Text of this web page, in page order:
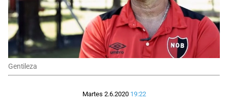
Gentileza
Martes 2.6.2020 19:22